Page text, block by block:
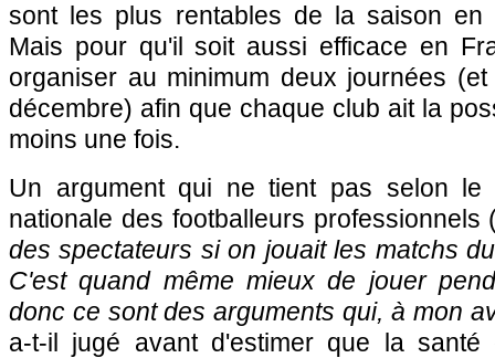
sont les plus rentables de la saison en
Mais pour qu'il soit aussi efficace en
organiser au minimum deux journées
décembre) afin que chaque club ait la
moins une fois.
Un argument qui ne tient pas selon le
nationale des footballeurs professionnels
des spectateurs si on jouait les matchs
C'est quand même mieux de jouer
donc ce sont des arguments qui, à mon
a-t-il jugé avant d'estimer que la santé